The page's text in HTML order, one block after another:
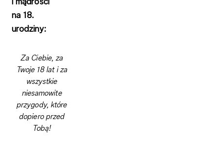
na 18.
urodziny:
Za Ciebie, za
Twoje 18 lat i za
wszystkie
niesamowite
przygody, które
dopiero przed
Tobą!